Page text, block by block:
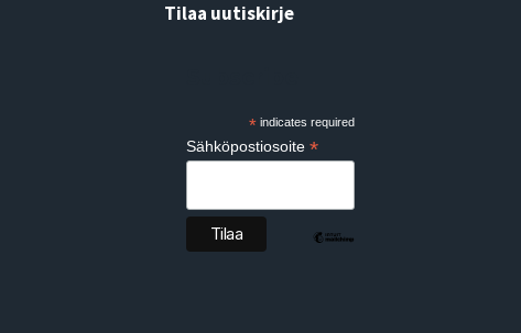
Tilaa uutiskirje
* indicates required
Sähköpostiosoite *